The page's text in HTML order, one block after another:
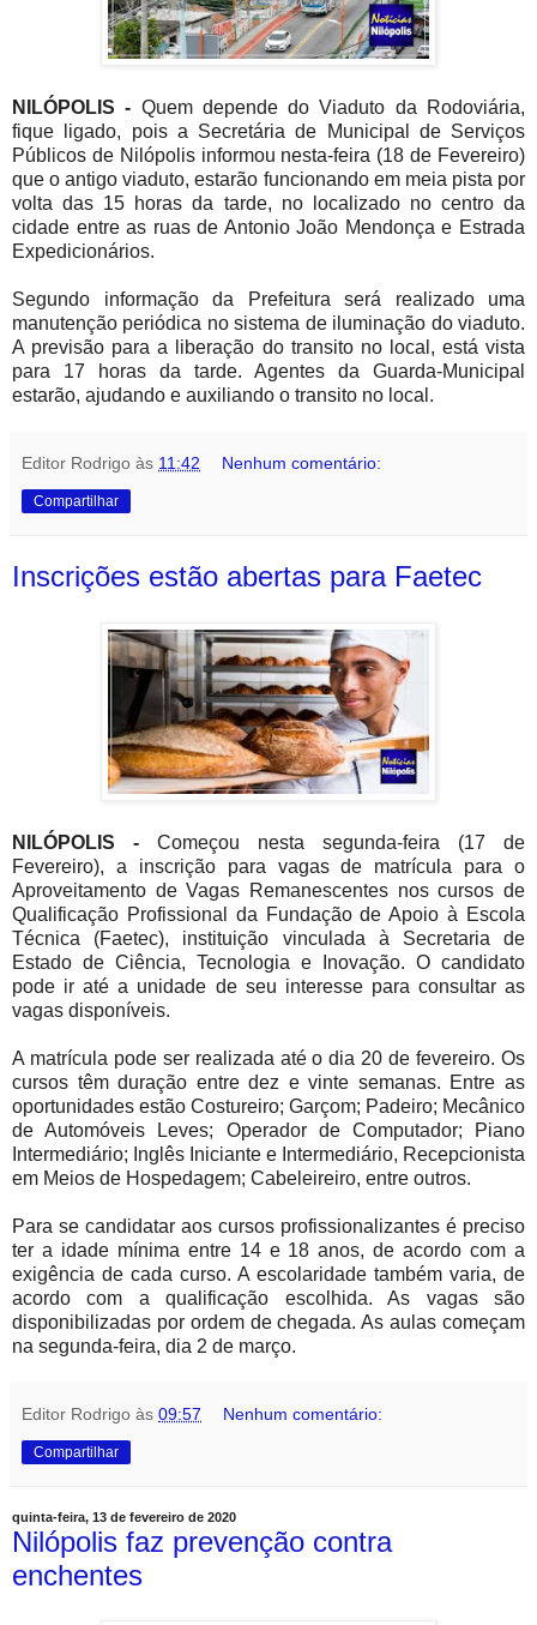
NILÓPOLIS - Quem depende do Viaduto da Rodoviária,
fique ligado, pois a Secretária de Municipal de Serviços
Públicos de Nilópolis informou nesta-feira (18 de Fevereiro)
que o antigo viaduto, estarão funcionando em meia pista por
volta das 15 horas da tarde, no localizado no centro da
cidade entre as ruas de Antonio João Mendonça e Estrada
Expedicionários.
Segundo informação da Prefeitura será realizado uma
manutenção periódica no sistema de iluminação do viaduto.
A previsão para a liberação do transito no local, está vista
para 17 horas da tarde. Agentes da Guarda-Municipal
estarão, ajudando e auxiliando o transito no local.
Editor Rodrigo às 11:42 Nenhum comentário:
Compartilhar
Inscrições estão abertas para Faetec
NILÓPOLIS - Começou nesta segunda-feira (17 de
Fevereiro), a inscrição para vagas de matrícula para o
Aproveitamento de Vagas Remanescentes nos cursos de
Qualificação Profissional da Fundação de Apoio à Escola
Técnica (Faetec), instituição vinculada à Secretaria de
Estado de Ciência, Tecnologia e Inovação. O candidato
pode ir até a unidade de seu interesse para consultar as
vagas disponíveis.
A matrícula pode ser realizada até o dia 20 de fevereiro. Os
cursos têm duração entre dez e vinte semanas. Entre as
oportunidades estão Costureiro; Garçom; Padeiro; Mecânico
de Automóveis Leves; Operador de Computador; Piano
Intermediário; Inglês Iniciante e Intermediário, Recepcionista
em Meios de Hospedagem; Cabeleireiro, entre outros.
Para se candidatar aos cursos profissionalizantes é preciso
ter a idade mínima entre 14 e 18 anos, de acordo com a
exigência de cada curso. A escolaridade também varia, de
acordo com a qualificação escolhida. As vagas são
disponibilizadas por ordem de chegada. As aulas começam
na segunda-feira, dia 2 de março.
Editor Rodrigo às 09:57 Nenhum comentário:
Compartilhar
quinta-feira, 13 de fevereiro de 2020
Nilópolis faz prevenção contra
enchentes